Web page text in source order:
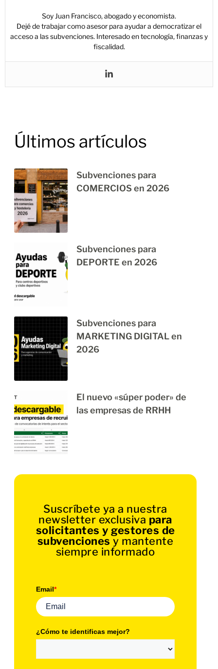
Soy Juan Francisco, abogado y economista.
Dejé de trabajar como asesor para ayudar a democratizar el
acceso a las subvenciones. Interesado en tecnología, finanzas y
fiscalidad.
Últimos artículos
Subvenciones para
COMERCIOS en 2026
Subvenciones para
DEPORTE en 2026
Subvenciones para
MARKETING DIGITAL en
2026
El nuevo «súper poder» de
las empresas de RRHH
Suscríbete ya a nuestra
newsletter exclusiva para
solicitantes y gestores de
subvenciones y mantente
siempre informado
Email*
¿Cómo te identificas mejor?